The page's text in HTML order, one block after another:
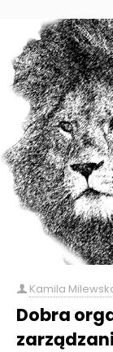
Kamila
Dobra